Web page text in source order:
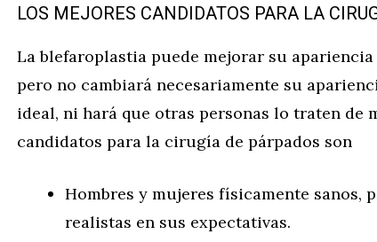
LOS MEJORES CANDIDATOS PARA LA
La blefaroplastia puede mejorar su
pero no cambiará necesariamente su
ideal, ni hará que otras personas lo traten de
candidatos para la cirugía de párpados son
Hombres y mujeres físicamente sanos,
realistas en sus expectativas.